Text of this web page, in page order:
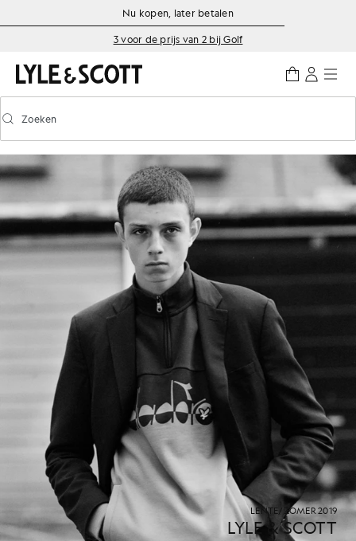
Ga naar de hoofdinhoud
Informatie over toegankelijkheid
Nu kopen, later betalen
3 voor de prijs van 2 bij Golf
Voorspellend zoeken in- of uitschakelen
Zoeken
LENTE/ZOMER 2019
LYLE & SCOTT